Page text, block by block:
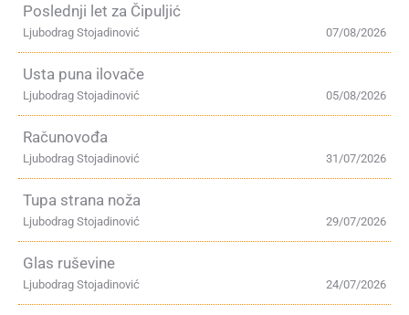
Poslednji let za Čipuljić
07/08/2026
Ljubodrag Stojadinović
Usta puna ilovače
05/08/2026
Ljubodrag Stojadinović
Računovođa
31/07/2026
Ljubodrag Stojadinović
Tupa strana noža
29/07/2026
Ljubodrag Stojadinović
Glas ruševine
24/07/2026
Ljubodrag Stojadinović